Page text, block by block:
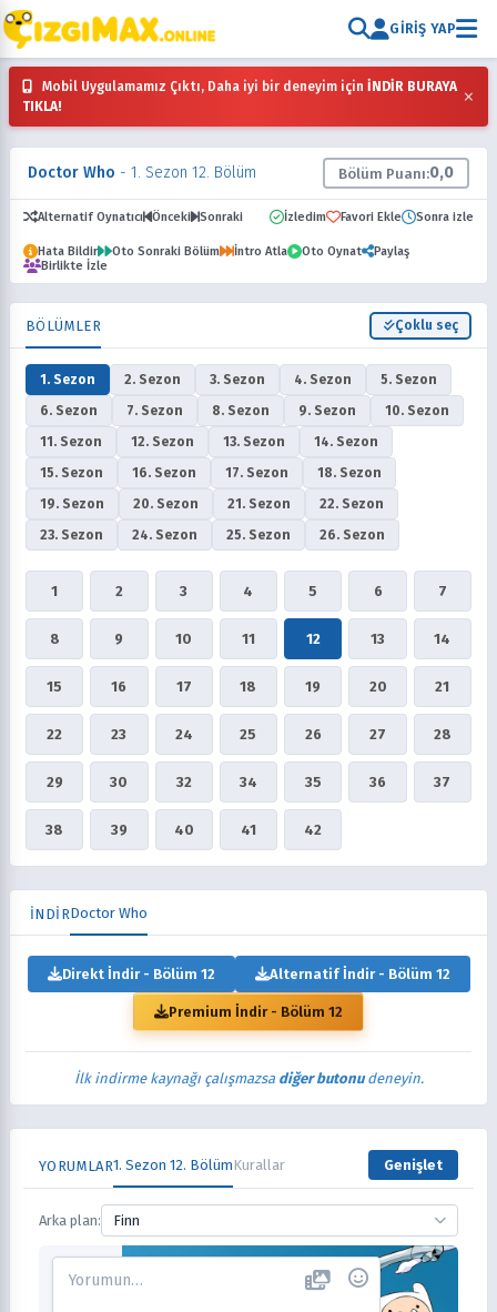
GIRIŞ YAP
Mobil Uygulamamız Çıktı, Daha iyi bir deneyim için İNDİR BURAYA
TIKLA!
×
Doctor Who - 1. Sezon 12. Bölüm Bölüm Puanı:0,0
Alternatif Oynatıcı Önceki Sonraki İzledim Favori Ekle Sonra izle
Hata Bildir Oto Sonraki Bölüm İntro Atla Oto Oynat
Paylaş
Birlikte İzle
BÖLÜMLER Çoklu seç
1. Sezon 2. Sezon 3. Sezon 4. Sezon
5. Sezon
6. Sezon
7. Sezon 8. Sezon 9. Sezon
10. Sezon
11. Sezon
12. Sezon 13. Sezon
14. Sezon
15. Sezon
16. Sezon 17. Sezon
18. Sezon
19. Sezon
20. Sezon 21. Sezon
22. Sezon
23. Sezon
24. Sezon 25. Sezon 26. Sezon
1 2 3 4 5 6 7
8 9 10 11 12 13 14
15 16 17 18 19 20 21
22 23 24 25 26 27 28
29 30 32 34 35 36 37
38 39 40 41 42
İNDİRDoctor Who
Direkt İndir - Bölüm 12 Alternatif İndir - Bölüm 12
Premium İndir - Bölüm 12
İlk indirme kaynağı çalışmazsa diğer butonudeneyin.
YORUMLAR1. Sezon 12. BölümKurallar Genişlet
Arka plan: Finn